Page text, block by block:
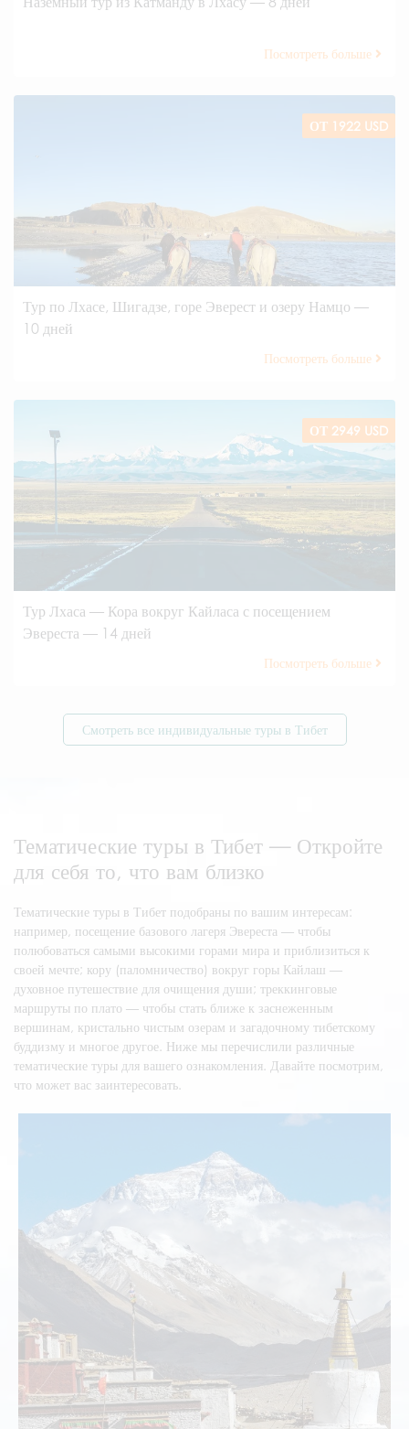
Посмотреть больше
ОТ 1922 USD
Тур по Лхасе, Шигадзе, горе Эверест и озеру Намцо —
10 дней
Посмотреть больше
ОТ 2949 USD
Тур Лхаса — Кора вокруг Кайласа с посещением
Эвереста — 14 дней
Посмотреть больше
Смотреть все индивидуальные туры в Тибет
Тематические туры в Тибет — Откройте
для себя то, что вам близко
Тематические туры в Тибет подобраны по вашим интересам:
например, посещение базового лагеря Эвереста — чтобы
полюбоваться самыми высокими горами мира и приблизиться к
своей мечте; кору (паломничество) вокруг горы Кайлаш —
духовное путешествие для очищения души; треккинговые
маршруты по плато — чтобы стать ближе к заснеженным
вершинам, кристально чистым озерам и загадочному тибетскому
буддизму и многое другое. Ниже мы перечислили различные
тематические туры для вашего ознакомления. Давайте посмотрим,
что может вас заинтересовать.